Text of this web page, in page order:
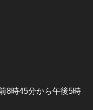
8時45分から午後5時